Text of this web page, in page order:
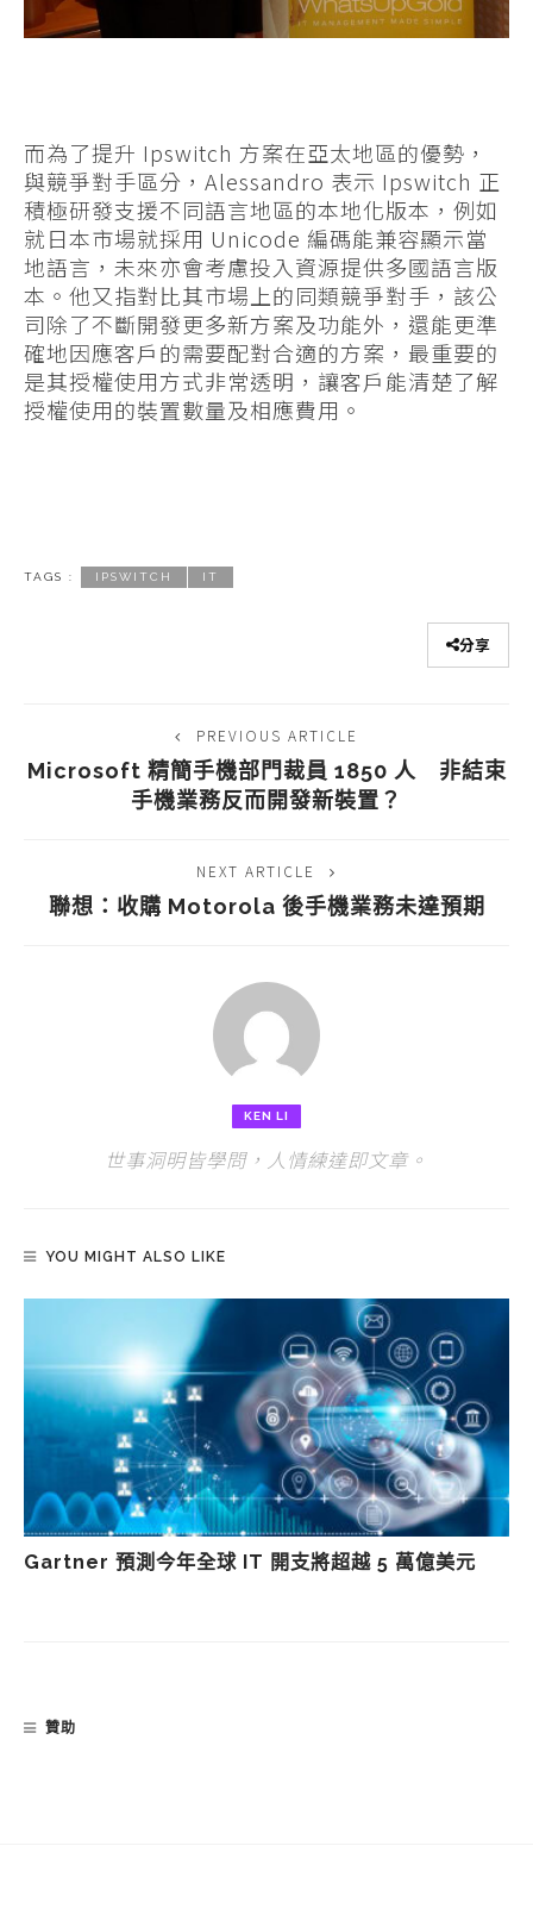
而為了提升 Ipswitch 方案在亞太地區的優勢，
與競爭對手區分，Alessandro 表示 Ipswitch 正
積極研發支援不同語言地區的本地化版本，例如
就日本市場就採用 Unicode 編碼能兼容顯示當
地語言，未來亦會考慮投入資源提供多國語言版
本。他又指對比其市場上的同類競爭對手，該公
司除了不斷開發更多新方案及功能外，還能更準
確地因應客戶的需要配對合適的方案，最重要的
是其授權使用方式非常透明，讓客戶能清楚了解
授權使用的裝置數量及相應費用。
TAGS : IPSWITCH IT
分享
PREVIOUS ARTICLE
Microsoft 精簡手機部門裁員 1850 人 非結束
手機業務反而開發新裝置？
NEXT ARTICLE
聯想：收購 Motorola 後手機業務未達預期
KEN LI
世事洞明皆學問，人情練達即文章。
YOU MIGHT ALSO LIKE
Gartner 預測今年全球 IT 開支將超越 5 萬億美元
贊助